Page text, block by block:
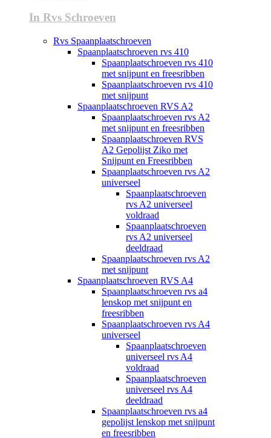
In Rvs Schroeven
Rvs Spaanplaatschroeven
Spaanplaatschroeven rvs 410
Spaanplaatschroeven rvs 410
met snijpunt en freesribben
Spaanplaatschroeven rvs 410
met snijpunt
Spaanplaatschroeven RVS A2
Spaanplaatschroeven rvs A2
met snijpunt en freesribben
Spaanplaatschroeven RVS
A2 Gepolijst Ziko met
Snijpunt en Freesribben
Spaanplaatschroeven rvs A2
universeel
Spaanplaatschroeven
rvs A2 universeel
voldraad
Spaanplaatschroeven
rvs A2 universeel
deeldraad
Spaanplaatschroeven rvs A2
met snijpunt
Spaanplaatschroeven RVS A4
Spaanplaatschroeven rvs a4
lenskop met snijpunt en
freesribben
Spaanplaatschroeven rvs A4
universeel
Spaanplaatschroeven
universeel rvs A4
voldraad
Spaanplaatschroeven
universeel rvs A4
deeldraad
Spaanplaatschroeven rvs a4
gepolijst lenskop met snijpunt
en freesribben